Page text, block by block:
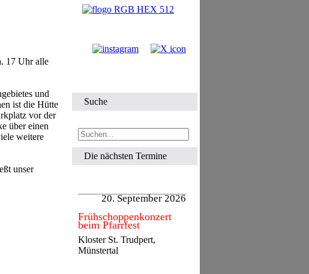
17 Uhr alle
und
ist die Hütte
vor der
über einen
weitere
unser
Suche
Die nächsten Termine
20. September 2026
Frühschoppenkonzert
beim Pfarrfest
Kloster St. Trudpert,
Münstertal